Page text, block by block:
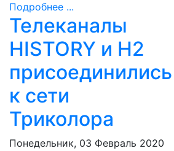
Подробнее ...
Телеканалы
HISTORY и H2
присоединились
к сети
Триколора
Понедельник, 03 Февраль 2020